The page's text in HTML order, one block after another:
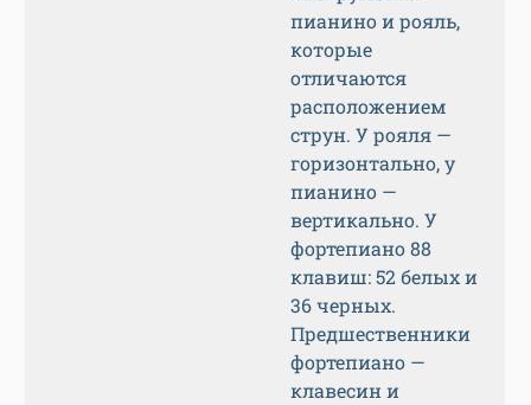
пианино и рояль,
которые
отличаются
расположением
струн. У рояля —
горизонтально, у
пианино —
вертикально. У
фортепиано 88
клавиш: 52 белых и
36 черных.
Предшественники
фортепиано —
клавесин и